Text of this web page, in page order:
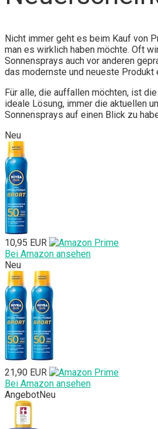
Nicht immer geht es beim Kauf von
man es wirklich haben möchte. Oft
Sonnensprays auch vor anderen
das modernste und neueste Produkt
Für alle, die auffallen möchten, ist
ideale Lösung, immer die aktuellen
Sonnensprays auf einen Blick zu
Neu
10,95 EUR
Bei Amazon ansehen
Neu
21,90 EUR
Bei Amazon ansehen
AngebotNeu